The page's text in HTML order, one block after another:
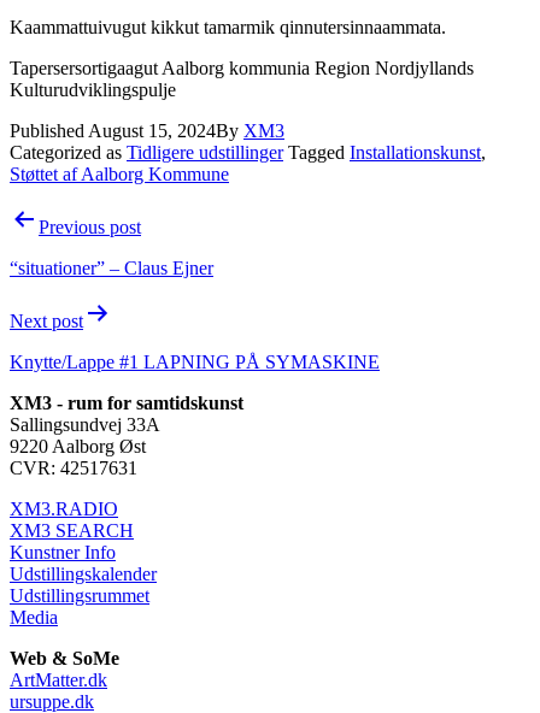
Kaammattuivugut kikkut tamarmik qinnutersinnaammata.
Tapersersortigaagut Aalborg kommunia Region Nordjyllands
Kulturudviklingspulje
Published August 15, 2024By XM3
Categorized as Tidligere udstillinger Tagged Installationskunst,
Støttet af Aalborg Kommune
PostPrevious post
“situationer” – Claus Ejner
Next post
Knytte/Lappe #1 LAPNING PÅ SYMASKINE
XM3 - rum for samtidskunst
Sallingsundvej 33A
9220 Aalborg Øst
CVR: 42517631
XM3.RADIO
XM3 SEARCH
Kunstner Info
Udstillingskalender
Udstillingsrummet
Media
Web & SoMe
ArtMatter.dk
ursuppe.dk